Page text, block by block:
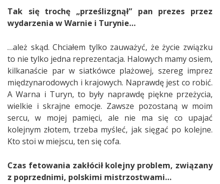
Tak się trochę „prześlizgnął” pan prezes przez
wydarzenia w Warnie i Turynie…
…ależ skąd. Chciałem tylko zauważyć, że życie związku
to nie tylko jedna reprezentacja. Halowych mamy osiem,
kilkanaście par w siatkówce plażowej, szereg imprez
międzynarodowych i krajowych. Naprawdę jest co robić.
A Warna i Turyn, to były naprawdę piękne przeżycia,
wielkie i skrajne emocje. Zawsze pozostaną w moim
sercu, w mojej pamięci, ale nie ma się co upajać
kolejnym złotem, trzeba myśleć, jak sięgać po kolejne.
Kto stoi w miejscu, ten się cofa.
Czas fetowania zakłócił kolejny problem, związany
z poprzednimi, polskimi mistrzostwami…